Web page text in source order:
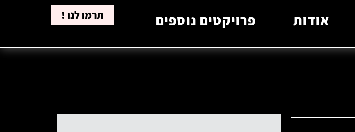
אודות פרויקטים נוספים תרמו לנו !